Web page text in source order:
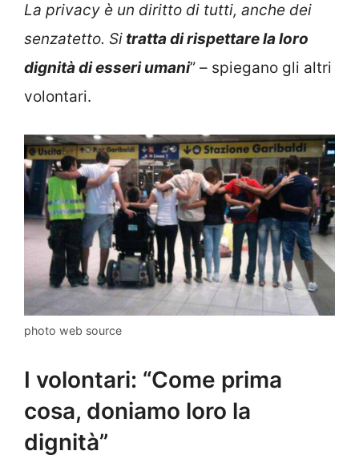
La privacy è un diritto di tutti, anche dei
senzatetto. Si tratta di rispettare la loro
dignità di esseri umani” – spiegano gli altri
volontari.
photo web source
I volontari: “Come prima
cosa, doniamo loro la
dignità”